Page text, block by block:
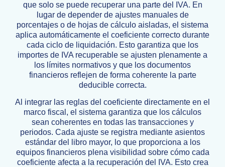
que solo se puede recuperar una parte del IVA. En
lugar de depender de ajustes manuales de
porcentajes o de hojas de cálculo aisladas, el sistema
aplica automáticamente el coeficiente correcto durante
cada ciclo de liquidación. Esto garantiza que los
importes de IVA recuperable se ajusten plenamente a
los límites normativos y que los documentos
financieros reflejen de forma coherente la parte
deducible correcta.
Al integrar las reglas del coeficiente directamente en el
marco fiscal, el sistema garantiza que los cálculos
sean coherentes en todas las transacciones y
periodos. Cada ajuste se registra mediante asientos
estándar del libro mayor, lo que proporciona a los
equipos financieros plena visibilidad sobre cómo cada
coeficiente afecta a la recuperación del IVA. Esto crea